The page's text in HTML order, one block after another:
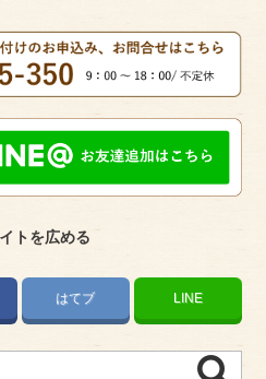
トを広める
はてブ LINE